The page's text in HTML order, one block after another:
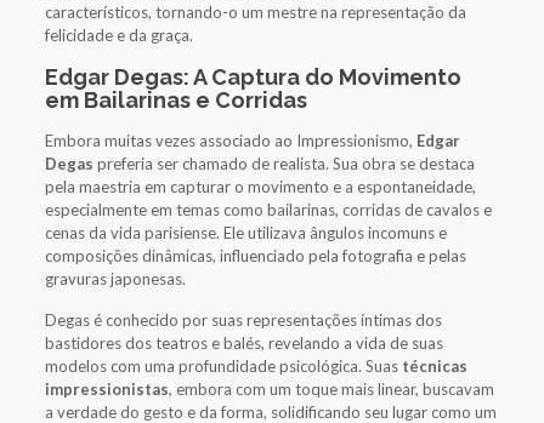
característicos, tornando-o um mestre na representação da
felicidade e da graça.
Edgar Degas: A Captura do Movimento
em Bailarinas e Corridas
Embora muitas vezes associado ao Impressionismo, Edgar
Degas preferia ser chamado de realista. Sua obra se destaca
pela maestria em capturar o movimento e a espontaneidade,
especialmente em temas como bailarinas, corridas de cavalos e
cenas da vida parisiense. Ele utilizava ângulos incomuns e
composições dinâmicas, influenciado pela fotografia e pelas
gravuras japonesas.
Degas é conhecido por suas representações íntimas dos
bastidores dos teatros e balés, revelando a vida de suas
modelos com uma profundidade psicológica. Suas técnicas
impressionistas, embora com um toque mais linear, buscavam
a verdade do gesto e da forma, solidificando seu lugar como um